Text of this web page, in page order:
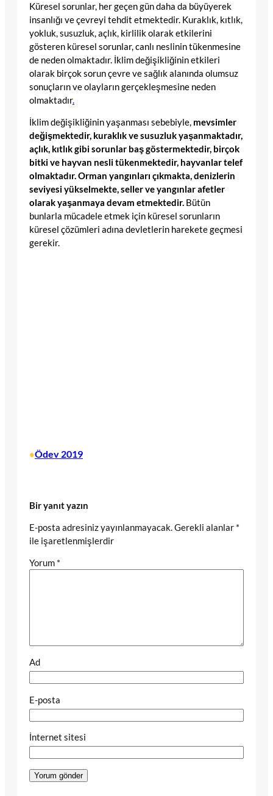
Küresel sorunlar, her geçen gün daha da büyüyerek
insanlığı ve çevreyi tehdit etmektedir. Kuraklık, kıtlık,
yokluk, susuzluk, açlık, kirlilik olarak etkilerini
gösteren küresel sorunlar, canlı neslinin tükenmesine
de neden olmaktadır. İklim değişikliğinin etkileri
olarak birçok sorun çevre ve sağlık alanında olumsuz
sonuçların ve olayların gerçekleşmesine neden
olmaktadır.
İklim değişikliğinin yaşanması sebebiyle, mevsimler
değişmektedir, kuraklık ve susuzluk yaşanmaktadır,
açlık, kıtlık gibi sorunlar baş göstermektedir, birçok
bitki ve hayvan nesli tükenmektedir, hayvanlar telef
olmaktadır. Orman yangınları çıkmakta, denizlerin
seviyesi yükselmekte, seller ve yangınlar afetler
olarak yaşanmaya devam etmektedir. Bütün
bunlarla mücadele etmek için küresel sorunların
küresel çözümleri adına devletlerin harekete geçmesi
gerekir.
•Ödev 2019
Bir yanıt yazın
E-posta adresiniz yayınlanmayacak. Gerekli alanlar *
ile işaretlenmişlerdir
Yorum *
Ad
E-posta
İnternet sitesi